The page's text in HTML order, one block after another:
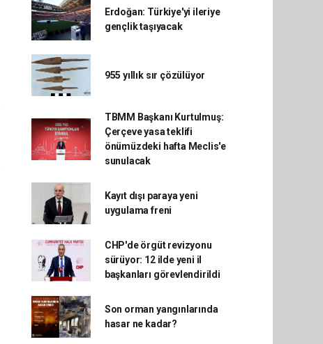
Erdoğan: Türkiye'yi ileriye
gençlik taşıyacak
955 yıllık sır çözülüyor
TBMM Başkanı Kurtulmuş:
Çerçeve yasa teklifi
önümüzdeki hafta Meclis'e
sunulacak
Kayıt dışı paraya yeni
uygulama freni
CHP'de örgüt revizyonu
sürüyor: 12 ilde yeni il
başkanları görevlendirildi
Son orman yangınlarında
hasar ne kadar?